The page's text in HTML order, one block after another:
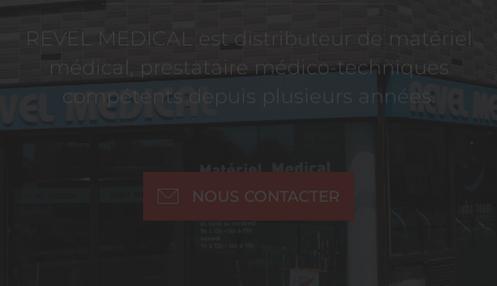
REVEL MEDICAL est distributeur de matériel
médical, prestataire médico-techniques
compétents depuis plusieurs années.
NOUS CONTACTER